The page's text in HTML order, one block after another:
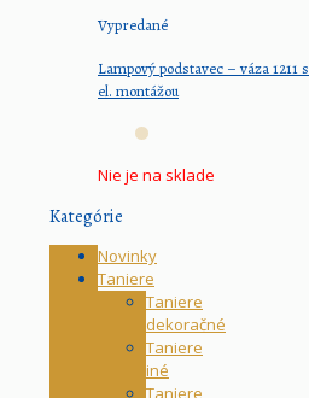
Vypredané
Lampový podstavec – váza 1211 s
el. montážou
Nie je na sklade
Kategórie
Novinky
Taniere
Taniere
dekoračné
Taniere
iné
Taniere